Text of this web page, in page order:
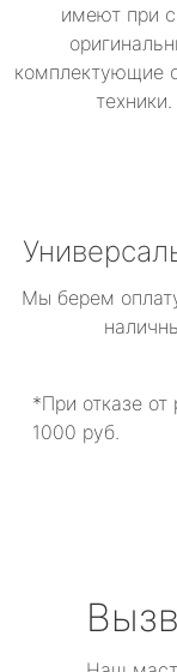
имеют при
комплектующие
техники.
Мы берем
*При отказе от
1000 руб.